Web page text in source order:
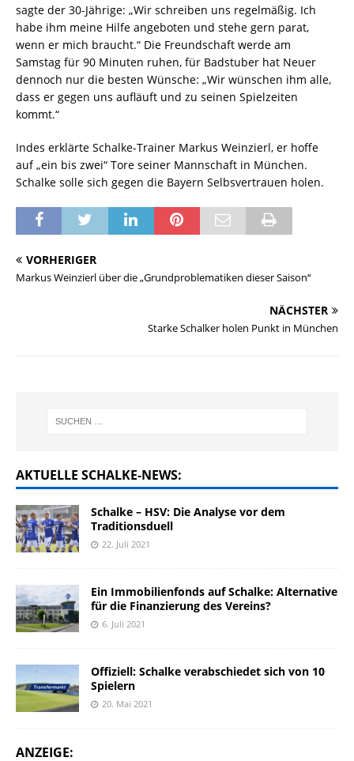
sagte der 30-Jährige: „Wir schreiben uns regelmäßig. Ich
habe ihm meine Hilfe angeboten und stehe gern parat,
wenn er mich braucht.“ Die Freundschaft werde am
Samstag für 90 Minuten ruhen, für Badstuber hat Neuer
dennoch nur die besten Wünsche: „Wir wünschen ihm alle,
dass er gegen uns aufläuft und zu seinen Spielzeiten
kommt.“
Indes erklärte Schalke-Trainer Markus Weinzierl, er hoffe
auf „ein bis zwei“ Tore seiner Mannschaft in München.
Schalke solle sich gegen die Bayern Selbsvertrauen holen.
VORHERIGER
Markus Weinzierl über die „Grundproblematiken dieser Saison“
NÄCHSTER
Starke Schalker holen Punkt in München
AKTUELLE SCHALKE-NEWS:
Schalke – HSV: Die Analyse vor dem
Traditionsduell
22. Juli 2021
Ein Immobilienfonds auf Schalke: Alternative
für die Finanzierung des Vereins?
6. Juli 2021
Offiziell: Schalke verabschiedet sich von 10
Spielern
20. Mai 2021
ANZEIGE: